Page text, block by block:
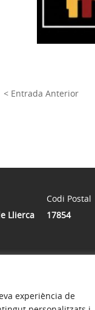
experiència de
< Entrada Anterior
Llierca
Codi Postal
17854
DILLUNS a